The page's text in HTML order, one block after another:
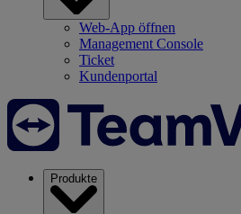
Web-App öffnen
Management Console
Ticket
Kundenportal
Produkte